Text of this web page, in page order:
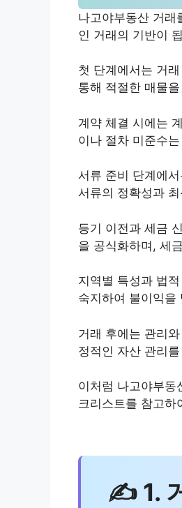
나고야부동산 거래
인 거래의 기반이
첫 단계에서는 거
통해 적절한 매물
계약 체결 시에는
이나 절차 미준수
서류 준비 단계에
서류의 정확성과
등기 이전과 세금
을 공식화하며, 세
지역별 특성과 법
숙지하여 불이익을
거래 후에는 관리
정적인 자산 관리
이처럼 나고야부동
크리스트를 참고하
✍ 1.